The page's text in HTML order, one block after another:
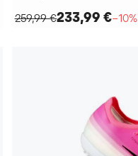
259,99 €233,99 €−10%